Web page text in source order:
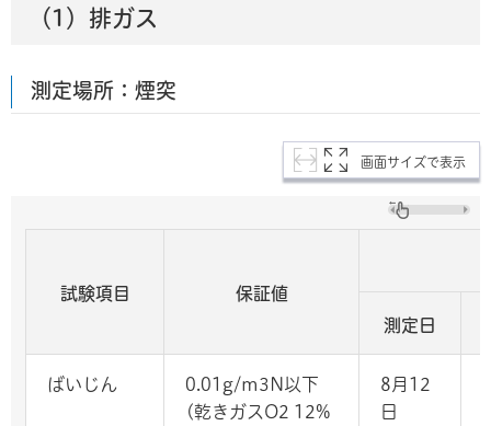
（1）排ガス
測定場所：煙突
画面サイズで表示
試験項目
保証値
測定日
ばいじん
0.01g/m3N以下
(乾きガスO2 12%
8月12
日